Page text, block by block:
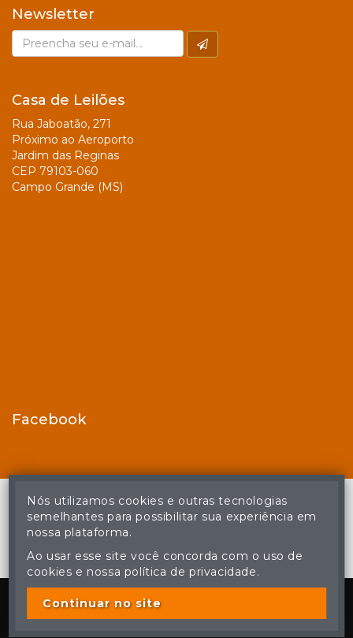
Newsletter
Casa de Leilões
Rua Jaboatão, 271
Próximo ao Aeroporto
Jardim das Reginas
CEP 79103-060
Campo Grande (MS)
Facebook
© Casa de Leilões - Todos os direitos reservados
A cópia ou reprodução não autorizada do conteúdo deste site
poderá acarretar em penas previstas em lei.
Plataforma
Nós utilizamos cookies e outras tecnologias
semelhantes para possibilitar sua experiência em
nossa plataforma.
Ao usar esse site você concorda com o uso de
cookies e nossa política de privacidade.
Continuar no site